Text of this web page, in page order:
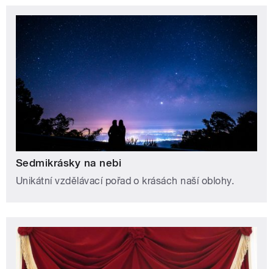
Sedmikrásky na nebi
Unikátní vzdělávací pořad o krásách naší oblohy.